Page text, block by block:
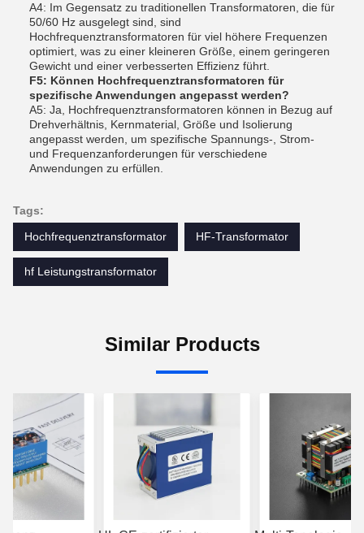
A4: Im Gegensatz zu traditionellen Transformatoren, die für
50/60 Hz ausgelegt sind, sind
Hochfrequenztransformatoren für viel höhere Frequenzen
optimiert, was zu einer kleineren Größe, einem geringeren
Gewicht und einer verbesserten Effizienz führt.
F5: Können Hochfrequenztransformatoren für
spezifische Anwendungen angepasst werden?
A5: Ja, Hochfrequenztransformatoren können in Bezug auf
Drehverhältnis, Kernmaterial, Größe und Isolierung
angepasst werden, um spezifische Spannungs-, Strom-
und Frequenzanforderungen für verschiedene
Anwendungen zu erfüllen.
Tags:
Hochfrequenztransformator
HF-Transformator
hf Leistungstransformator
Similar Products